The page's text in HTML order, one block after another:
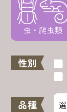
虫・爬虫類
性別
品種